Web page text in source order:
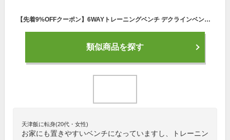
【先着9%OFFクーポン】6WAYトレーニングベンチ デクラインベンチ インクラインベンチ フラットベンチ ダンベル トレーニング ベンチ ベンチプレス ホームジム マルチポジションベンチ トレーニングマシン ダンベル 有酸素運動 健康器具
類似商品を探す
天津飯に転身(20代・女性)
お家にも置きやすいベンチになっていますし、トレーニン